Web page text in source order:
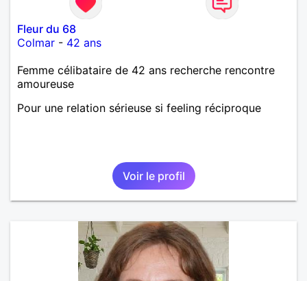
Fleur du 68
Colmar - 42 ans
Femme célibataire de 42 ans recherche rencontre
amoureuse
Pour une relation sérieuse si feeling réciproque
Voir le profil